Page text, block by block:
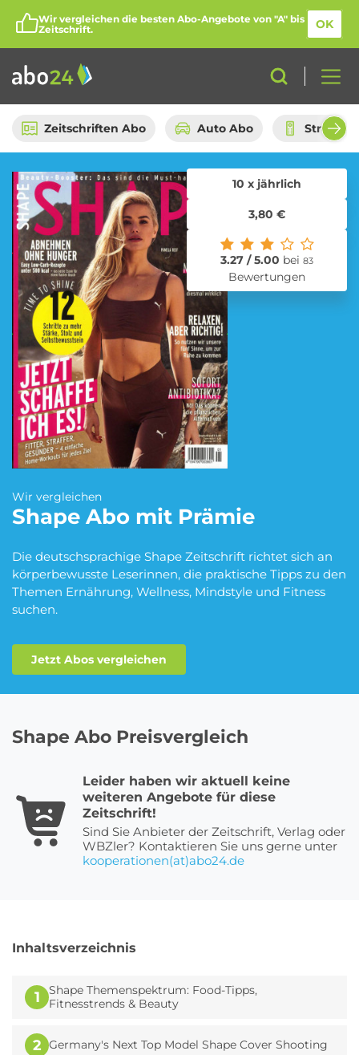
Wir vergleichen die besten Abo-Angebote von "A" bis
Zeitschrift.
OK
Zeitschriften Abo Auto Abo
Abo-Kategorien
Amazon Spar-Abo Auto Abo
Beauty Box Abo
Blumen Abo Dating App Abo
eBook Abo
Musik-Streaming Abo Pay TV Abo
Sprachlern App Abo Streaming Abo
News
Wir vergleichen
Shape Abo mit Prämie
Die deutschsprachige Shape Zeitschrift richtet sich an
körperbewusste Leserinnen, die praktische Tipps zu den
Themen Ernährung, Wellness, Mindstyle und Fitness
suchen.
Jetzt Abos vergleichen
10 x jährlich
3,80 €
3.27 / 5.00 bei 83
Bewertungen
Shape Abo Preisvergleich
Leider haben wir aktuell keine
weiteren Angebote für diese
Zeitschrift!
Sind Sie Anbieter der Zeitschrift, Verlag oder
WBZler? Kontaktieren Sie uns gerne unter
kooperationen(at)abo24.de
Inhaltsverzeichnis
1
Shape Themenspektrum: Food-Tipps,
Fitnesstrends & Beauty
2 Germany's Next Top Model Shape Cover Shooting